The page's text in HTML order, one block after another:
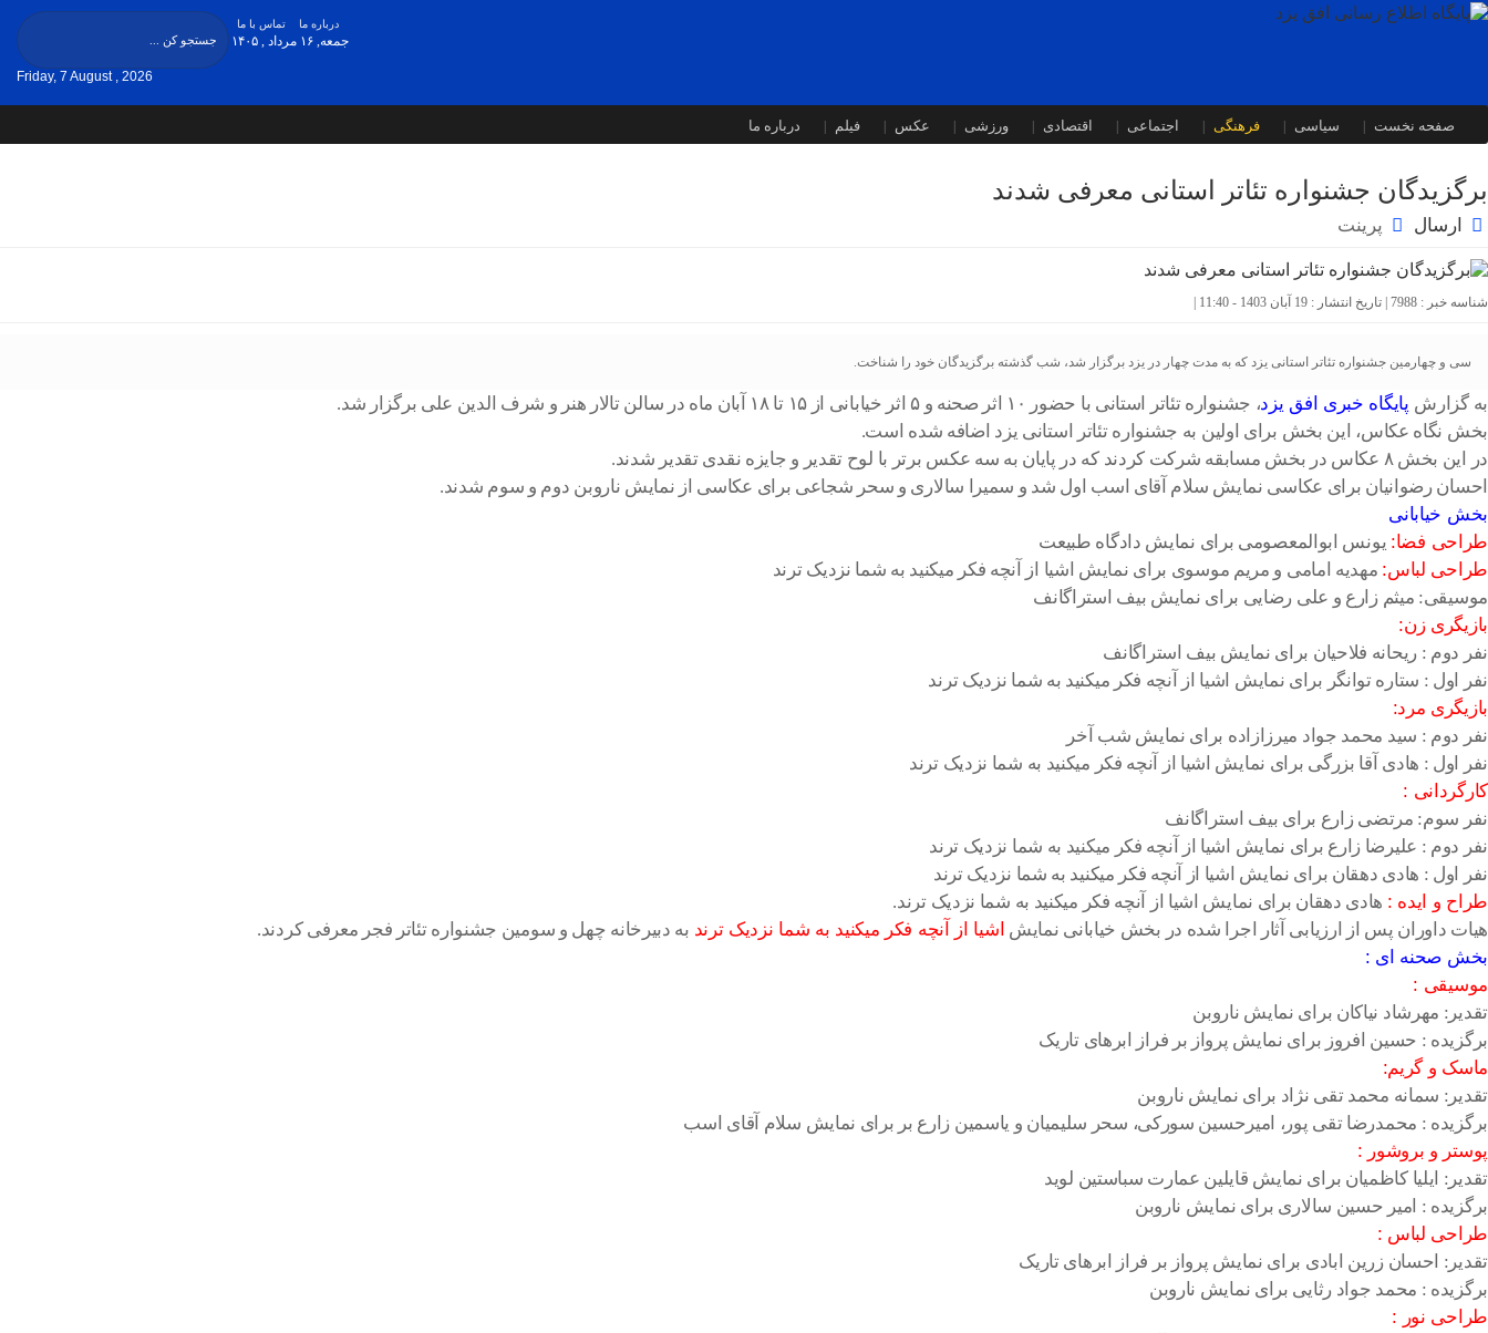
تماس با ما درباره ما
جمعه, ۱۶ مرداد , ۱۴۰۵
Friday, 7 August , 2026
صفحه نخست سیاسی فرهنگی اجتماعی اقتصادی ورزشی عکس فیلم درباره ما
برگزیدگان جشنواره تئاتر استانی معرفی شدند
ارسال پرینت
شناسه خبر : 7988 | تاریخ انتشار : 19 آبان 1403 - 11:40 |
سی و چهارمین جشنواره تئاتر استانی یزد که به مدت چهار در یزد برگزار شد، شب گذشته برگزیدگان خود را شناخت.
به گزارش پایگاه خبری افق یزد، جشنواره تئاتر استانی با حضور ۱۰ اثر صحنه و ۵ اثر خیابانی از ۱۵ تا ۱۸ آبان ماه در سالن تالار هنر و شرف الدین علی برگزار شد.
بخش نگاه عکاس، این بخش برای اولین به جشنواره تئاتر استانی یزد اضافه شده است.
در این بخش ۸ عکاس در بخش مسابقه شرکت کردند که در پایان به سه عکس برتر با لوح تقدیر و جایزه نقدی تقدیر شدند.
احسان رضوانیان برای عکاسی نمایش سلام آقای اسب اول شد و سمیرا سالاری و سحر شجاعی برای عکاسی از نمایش ناروبن دوم و سوم شدند.
بخش خیابانی
طراحی فضا: یونس ابوالمعصومی برای نمایش دادگاه طبیعت
طراحی لباس: مهدیه امامی و مریم موسوی برای نمایش اشیا از آنچه فکر میکنید به شما نزدیک ترند
موسیقی: میثم زارع و علی رضایی برای نمایش بیف استراگانف
بازیگری زن:
نفر دوم : ریحانه فلاحیان برای نمایش بیف استراگانف
نفر اول : ستاره توانگر برای نمایش اشیا از آنچه فکر میکنید به شما نزدیک ترند
بازیگری مرد:
نفر دوم : سید محمد جواد میرزازاده برای نمایش شب آخر
نفر اول : هادی آقا بزرگی برای نمایش اشیا از آنچه فکر میکنید به شما نزدیک ترند
کارگردانی :
نفر سوم: مرتضی زارع برای بیف استراگانف
نفر دوم : علیرضا زارع برای نمایش اشیا از آنچه فکر میکنید به شما نزدیک ترند
نفر اول : هادی دهقان برای نمایش اشیا از آنچه فکر میکنید به شما نزدیک ترند
طراح و ایده : هادی دهقان برای نمایش اشیا از آنچه فکر میکنید به شما نزدیک ترند.
هیات داوران پس از ارزیابی آثار اجرا شده در بخش خیابانی نمایش اشیا از آنچه فکر میکنید به شما نزدیک ترند به دبیرخانه چهل و سومین جشنواره تئاتر فجر معرفی کردند.
بخش صحنه ای :
موسیقی :
تقدیر: مهرشاد نیاکان برای نمایش ناروبن
برگزیده : حسین افروز برای نمایش پرواز بر فراز ابرهای تاریک
ماسک و گریم:
تقدیر: سمانه محمد تقی نژاد برای نمایش ناروبن
برگزیده : محمدرضا تقی پور، امیرحسین سورکی، سحر سلیمیان و یاسمین زارع بر برای نمایش سلام آقای اسب
پوستر و بروشور :
تقدیر: ایلیا کاظمیان برای نمایش قایلین عمارت سباستین لوید
برگزیده : امیر حسین سالاری برای نمایش ناروبن
طراحی لباس :
تقدیر: احسان زرین ابادی برای نمایش پرواز بر فراز ابرهای تاریک
برگزیده : محمد جواد رثایی برای نمایش ناروبن
طراحی نور :